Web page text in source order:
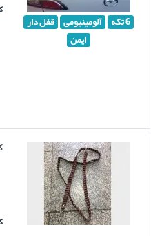
6 تکه آلومینیومی قفل دار
ایمن